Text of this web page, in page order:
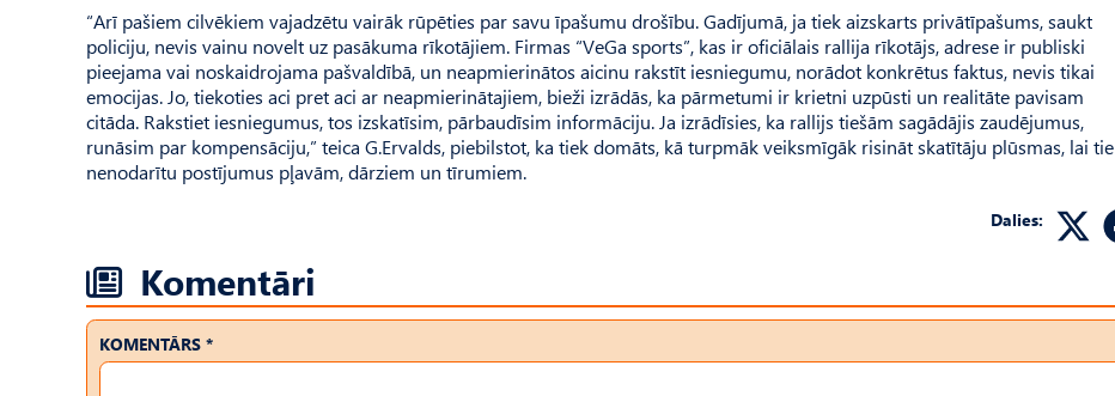
“Arī pašiem cilvēkiem vajadzētu vairāk rūpēties par savu īpašumu drošību. Gadījumā, ja tiek aizskarts privātīpašums, saukt
policiju, nevis vainu novelt uz pasākuma rīkotājiem. Firmas “VeGa sports”, kas ir oficiālais rallija rīkotājs, adrese ir publiski
pieejama vai noskaidrojama pašvaldībā, un neapmierinātos aicinu rakstīt iesniegumu, norādot konkrētus faktus, nevis tikai
emocijas. Jo, tiekoties aci pret aci ar neapmierinātajiem, bieži izrādās, ka pārmetumi ir krietni uzpūsti un realitāte pavisam
citāda. Rakstiet iesniegumus, tos izskatīsim, pārbaudīsim informāciju. Ja izrādīsies, ka rallijs tiešām sagādājis zaudējumus,
runāsim par kompensāciju,” teica G.Ervalds, piebilstot, ka tiek domāts, kā turpmāk veiksmīgāk risināt skatītāju plūsmas, lai tie
nenodarītu postījumus pļavām, dārziem un tīrumiem.
Dalies:
Komentāri
KOMENTĀRS *